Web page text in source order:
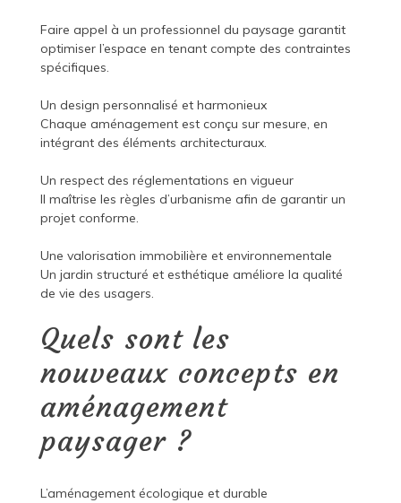
Faire appel à un professionnel du paysage garantit
optimiser l’espace en tenant compte des contraintes
spécifiques.
Un design personnalisé et harmonieux
Chaque aménagement est conçu sur mesure, en
intégrant des éléments architecturaux.
Un respect des réglementations en vigueur
Il maîtrise les règles d’urbanisme afin de garantir un
projet conforme.
Une valorisation immobilière et environnementale
Un jardin structuré et esthétique améliore la qualité
de vie des usagers.
Quels sont les
nouveaux concepts en
aménagement
paysager ?
L’aménagement écologique et durable